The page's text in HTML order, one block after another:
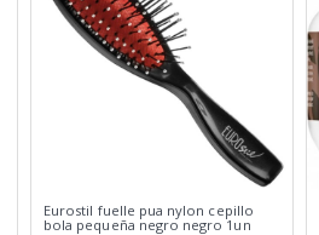
Eurostil fuelle pua nylon cepillo
bola pequeña negro negro 1un